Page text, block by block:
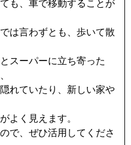
も、車で移動することが
は言わずとも、歩いて散
スーパーに立ち寄った
れていたり、新しい家や
よく見えます。
で、ぜひ活用してくださ